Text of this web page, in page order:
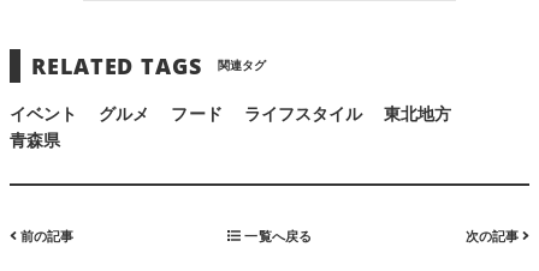
RELATED TAGS 関連タグ
イベント グルメ フード ライフスタイル
東北地方
青森県
前の記事 一覧へ戻る 次の記事